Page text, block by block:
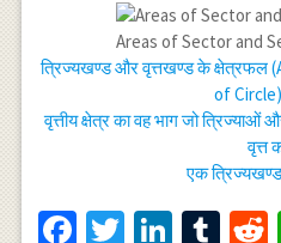
Areas of Sector and
त्रिज्यखण्ड और वृत्तखण्ड के क्षेत्रफल
of
वृत्तीय क्षेत्र का वह भाग जो त्रिज्याओं
वृत्त
एक
Facebook
Twitter